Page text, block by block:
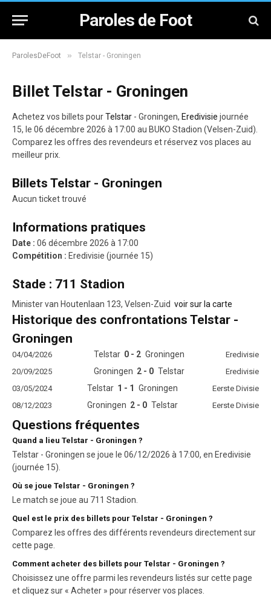
Paroles de Foot
ParolesDeFoot » Telstar - Groningen
Billet Telstar - Groningen
Achetez vos billets pourTelstar - Groningen, Eredivisie journée
15, le 06 décembre 2026 à 17:00 au BUKO Stadion (Velsen-Zuid).
Comparez les offres des revendeurs et réservez vos places au
meilleur prix.
Billets Telstar - Groningen
Aucun ticket trouvé
Informations pratiques
Date : 06 décembre 2026 à 17:00
Compétition : Eredivisie (journée 15)
Stade : 711 Stadion
Minister van Houtenlaan 123, Velsen-Zuid voir sur la carte
Historique des confrontations Telstar -
Groningen
04/04/2026 Telstar 0 - 2 Groningen
Eredivisie
20/09/2025
Groningen 2 - 0 Telstar
Eredivisie
03/05/2024
Telstar 1 - 1 Groningen
Eerste Divisie
08/12/2023
Groningen 2 - 0 Telstar Eerste Divisie
Questions fréquentes
Quand a lieu Telstar - Groningen ?
Telstar - Groningen se joue le 06/12/2026 à 17:00, en Eredivisie
(journée 15).
Où se joue Telstar - Groningen ?
Le match se joue au 711 Stadion.
Quel est le prix des billets pour Telstar - Groningen ?
Comparez les offres des différents revendeurs directement sur
cette page.
Comment acheter des billets pour Telstar - Groningen ?
Choisissez une offre parmi les revendeurs listés sur cette page
et cliquez sur « Acheter » pour réserver vos places.